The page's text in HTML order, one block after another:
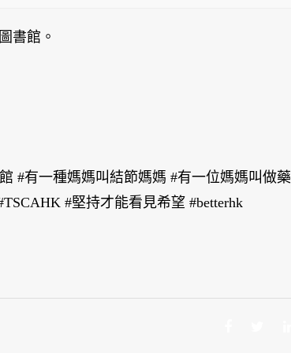
書館。
#有一種媽媽叫結節媽媽 #有一位媽媽叫做藥
#堅持才能看見希望 #betterhk